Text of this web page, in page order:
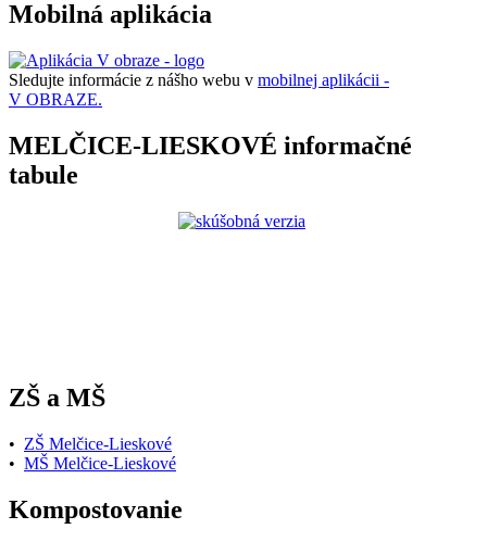
Mobilná aplikácia
Sledujte informácie z nášho webu v mobilnej aplikácii -
V OBRAZE.
MELČICE-LIESKOVÉ informačné
tabule
ZŠ a MŠ
• ZŠ Melčice-Lieskové
• MŠ Melčice-Lieskové
Kompostovanie